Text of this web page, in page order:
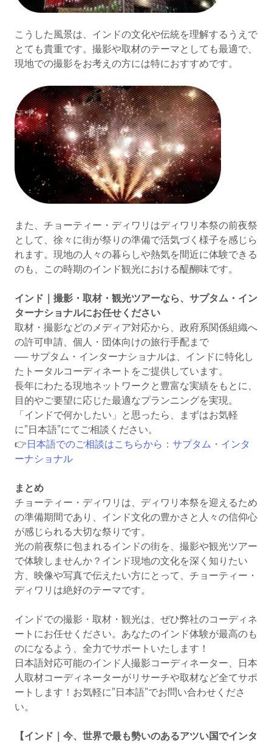
こうした風景は、インドの文化や伝統を理解するうえで
とても貴重です。撮影や取材のテーマとしても最適で、
現地での撮影をお考えの方には特におすすめです。
また、チョーティー・ディワリはディワリ本祭の前夜祭
として、徐々に街が祭りの準備で活気づく様子を感じら
れます。現地の人々の暮らしや熱気を間近に体験できる
のも、この時期のインド観光における醍醐味です。
インド｜撮影・取材・観光ツアーなら、サプタム・イン
ターナショナルにお任せください
取材・撮影などのメディア対応から、政府系関係組織へ
の許可申請、個人・団体向けの旅行手配まで
── サプタム・インターナショナルは、インドに特化し
たトータルコーディネートをご提供しています。
長年にわたる現地ネットワークと豊富な実績をもとに、
目的やご要望に応じた最適なプランニングを実現。
「インドで何かしたい」と思ったら、まずはお気軽
に”日本語”にてご相談ください。
👉日本語でのご相談はこちらから：サプタム・インタ
ーナショナル
まとめ
チョーティー・ディワリは、ディワリ本祭を迎えるため
の準備期間であり、インド文化の豊かさと人々の信仰心
が感じられる大切な祭りです。
光の前夜祭に包まれるインドの街を、撮影や観光ツアー
で体験しませんか？インド現地の文化を深く知りたい
方、映像や写真で伝えたい方にとって、チョーティー・
ディワリは絶好のテーマです。
インドでの撮影・取材・観光は、ぜひ弊社のコーディネ
ートにお任せください。あなたのインド体験が最高のも
のになるよう、全力でサポートいたします！
日本語対応可能のインド人撮影コーディネーター、日本
人取材コーディネーターがリサーチや取材など全てサポ
ートします！お気軽に”日本語”でお問い合わせくださ
い。
【インド｜今、世界で最も勢いのあるアツい国でインタ